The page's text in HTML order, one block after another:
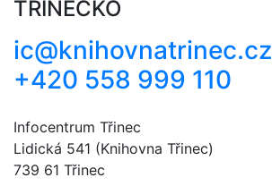
TŘINECKO
ic@knihovnatrinec.cz
+420 558 999 110
Infocentrum Třinec
Lidická 541 (Knihovna Třinec)
739 61 Třinec